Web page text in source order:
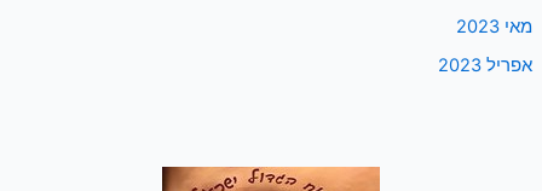
מאי 2023
אפריל 2023